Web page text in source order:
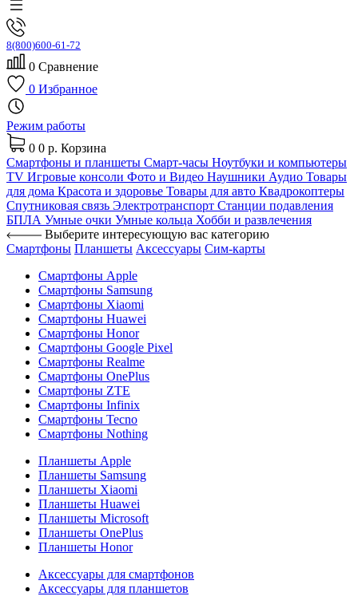
8(800)600-61-72
0 Сравнение
0 Избранное
Режим работы
0 0 р. Корзина
Смартфоны и планшеты Смарт-часы Ноутбуки и компьютеры
TV Игровые консоли Фото и Видео Наушники Аудио Товары
для дома Красота и здоровье Товары для авто Квадрокоптеры
Спутниковая связь Электротранспорт Станции подавления
БПЛА Умные очки Умные кольца Хобби и развлечения
Выберите интересующую вас категорию
Смартфоны Планшеты Аксессуары Сим-карты
Смартфоны Apple
Смартфоны Samsung
Смартфоны Xiaomi
Смартфоны Huawei
Смартфоны Honor
Смартфоны Google Pixel
Смартфоны Realme
Смартфоны OnePlus
Смартфоны ZTE
Смартфоны Infinix
Смартфоны Tecno
Смартфоны Nothing
Планшеты Apple
Планшеты Samsung
Планшеты Xiaomi
Планшеты Huawei
Планшеты Microsoft
Планшеты OnePlus
Планшеты Honor
Аксессуары для смартфонов
Аксессуары для планшетов